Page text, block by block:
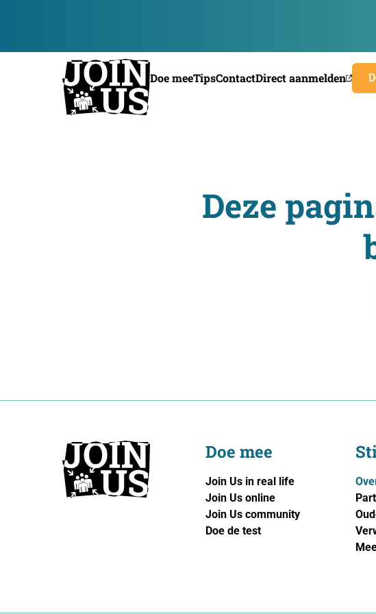
Doe meeTipsContactDirect aanmelden
Deze
Doe mee
Join Us in real life
Join Us online
Join Us community
Doe de test